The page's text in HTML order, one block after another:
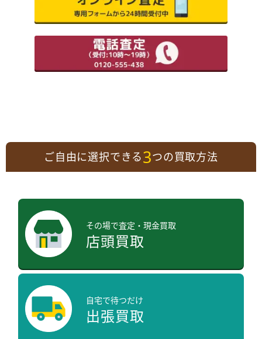
ご自由に選択できる3つの買取方法
その場で査定・現金買取
店頭買取
自宅で待つだけ
出張買取